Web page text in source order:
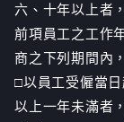
六、十年以上者
前項員工之工作
商之下列期間內
□以員工受僱當
以上一年未滿者